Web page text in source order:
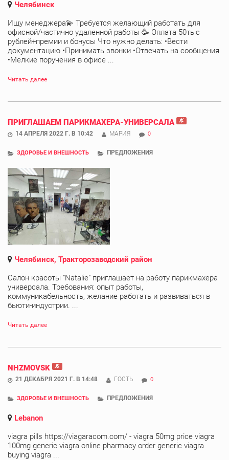
Челябинск
Ищу менеджера💫 Требуется желающий работать для
офисной/частично удаленной работы 🥳 Оплата 50тыс
рублей+премии и бонусы Что нужно делать: •Вести
документацию •Принимать звонки •Отвечать на сообщения
•Мелкие поручения в офисе ...
Читать далее
ПРИГЛАШАЕМ ПАРИКМАХЕРА-УНИВЕРСАЛА
14 АПРЕЛЯ 2022 Г. В 10:42 МАРИЯ 0
ЗДОРОВЬЕ И ВНЕШНОСТЬ ПРЕДЛОЖЕНИЯ
Челябинск, Тракторозаводский район
Салон красоты "Natalie" приглашает на работу парикмахера
универсала. Требования: опыт работы,
коммуникабельность, желание работать и развиваться в
бьюти-индустрии. ...
Читать далее
NHZMOVSK
21 ДЕКАБРЯ 2021 Г. В 14:48 ГОСТЬ 0
ЗДОРОВЬЕ И ВНЕШНОСТЬ ПРЕДЛОЖЕНИЯ
Lebanon
viagra pills https://viagaracom.com/ - viagra 50mg price viagra
100mg generic viagra online pharmacy order generic viagra
buying viagra ...